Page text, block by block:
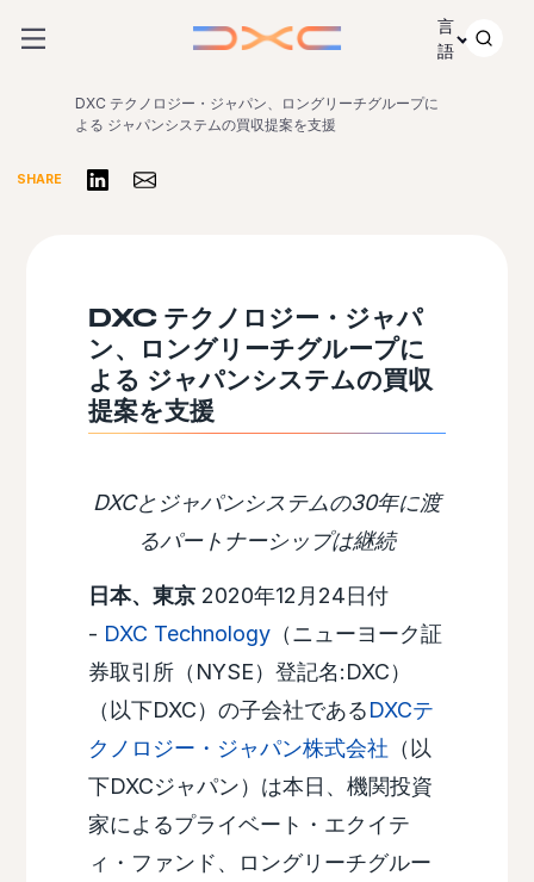
言
語
DXC テクノロジー・ジャパン、ロングリーチグループに
よる ジャパンシステムの買収提案を支援
SHARE リンクトインで共有する
Share via Email
DXC テクノロジー・ジャパ
ン、ロングリーチグループに
よる ジャパンシステムの買収
提案を支援
DXCとジャパンシステムの30年に渡
るパートナーシップは継続
日本、東京2020年12月24日付
- DXC Technology（ニューヨーク証
券取引所（NYSE）登記名:DXC）
（以下DXC）の子会社であるDXCテ
クノロジー・ジャパン株式会社 （以
下DXCジャパン）は本日、機関投資
家によるプライベート・エクイテ
ィ・ファンド、ロングリーチグルー